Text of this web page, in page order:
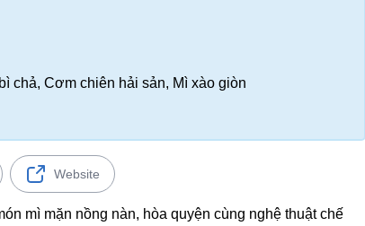
chả, Cơm chiên hải sản, Mì xào giòn
Website
mì mặn nồng nàn, hòa quyện cùng nghệ thuật chế